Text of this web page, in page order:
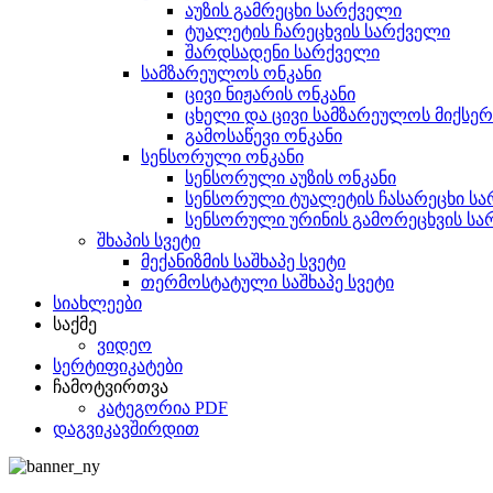
აუზის გამრეცხი სარქველი
ტუალეტის ჩარეცხვის სარქველი
შარდსადენი სარქველი
სამზარეულოს ონკანი
ცივი ნიჟარის ონკანი
ცხელი და ცივი სამზარეულოს
გამოსაწევი ონკანი
სენსორული ონკანი
სენსორული აუზის ონკანი
სენსორული ტუალეტის ჩასარეცხი
სენსორული ურინის გამორეცხვის
შხაპის სვეტი
მექანიზმის საშხაპე სვეტი
თერმოსტატული საშხაპე სვეტი
სიახლეები
საქმე
ვიდეო
სერტიფიკატები
ჩამოტვირთვა
კატეგორია PDF
დაგვიკავშირდით